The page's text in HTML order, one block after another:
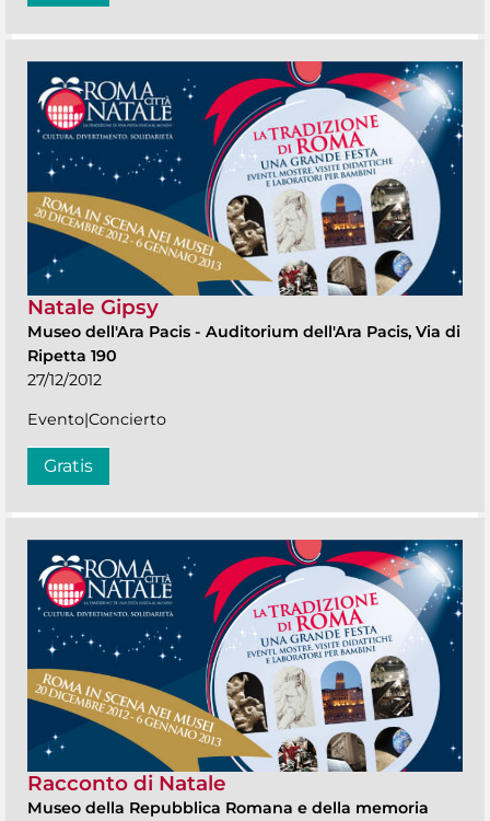
Natale Gipsy
Museo dell'Ara Pacis - Auditorium dell'Ara Pacis, Via di
Ripetta 190
27/12/2012
Evento|Concierto
Gratis
Racconto di Natale
Museo della Repubblica Romana e della memoria